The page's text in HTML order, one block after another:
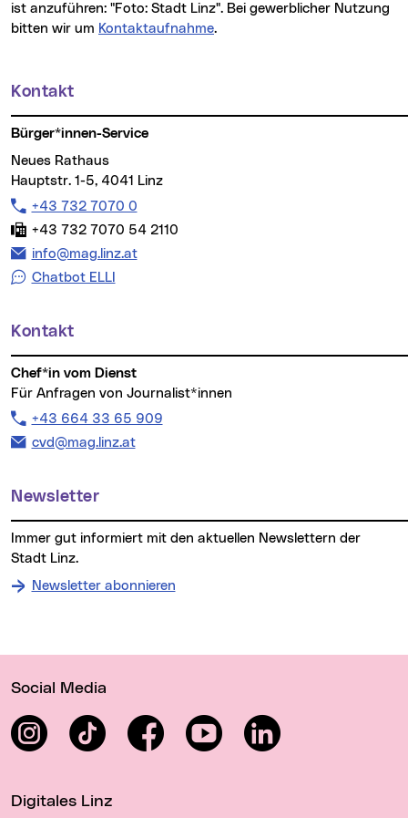
ist anzuführen: "Foto: Stadt Linz". Bei gewerblicher Nutzung
bitten wir um Kontaktaufnahme.
Weitere Informationen
Kontakt
Bürger*innen-Service
Neues Rathaus
Hauptstr. 1-5, 4041 Linz
Telefon:
+43 732 7070 0
Fax:
+43 732 7070 54 2110
E-Mail Adresse:
info@mag.linz.at
Chatbot ELLI
Kontakt
Chef*in vom Dienst
Für Anfragen von Journalist*innen
Telefon:
+43 664 33 65 909
E-Mail Adresse:
cvd@mag.linz.at
Newsletter
Stadt Linz.
Newsletter abonnieren
Social Media
InstagramTikTok FacebookYouTube LinkedIn
Digitales Linz